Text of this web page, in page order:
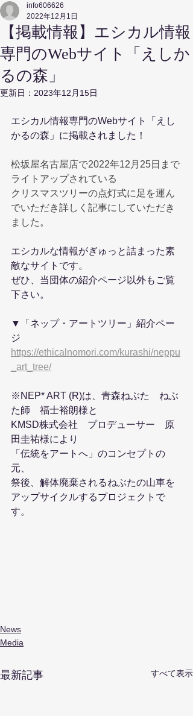
【掲載情報】エシカル情報
専門のWebサイト「えしか
るの森」
info606626
2022年12月1日
更新日： 2023年12月15日
エシカル情報専門のWebサイト「えし
かるの森」に掲載されました！
松坂屋名古屋店で2022年12月25日まで
ライトアップされている
クリスマスツリーの点灯式に足を運ん
でいただき詳しく記事にしていただき
ました。
エシカルな情報がぎゅっと詰まった素
敵なサイトです。
ぜひ、当団体の紹介ページ以外もご覧
下さい。
▼「ネップ・アートツリー」紹介ペー
ジ
https://ethicalnomori.com/kurashi/neppu
_art_tree/
※NEP* ART (R)は、青森ねぶた　ねぶ
た師　福士裕朗様と
KMSD株式会社　プロデューサー　原
田圭祐様により
「伝統をアートへ」のコンセプトの
元、
祭後、解体廃棄されるねぶたの山車を
アップサイクルするプロジェクトで
す。
News
Media
最新記事 すべて表示